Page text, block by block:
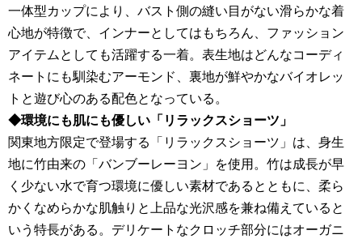
一体型カップにより、バスト側の縫い目がない滑らかな着
心地が特徴で、インナーとしてはもちろん、ファッション
アイテムとしても活躍する一着。表生地はどんなコーディ
ネートにも馴染むアーモンド、裏地が鮮やかなバイオレッ
トと遊び心のある配色となっている。
◆環境にも肌にも優しい「リラックスショーツ」
関東地方限定で登場する「リラックスショーツ」は、身生
地に竹由来の「バンブーレーヨン」を使用。竹は成長が早
く少ない水で育つ環境に優しい素材であるとともに、柔ら
かくなめらかな肌触りと上品な光沢感を兼ね備えていると
いう特長がある。デリケートなクロッチ部分にはオーガニ